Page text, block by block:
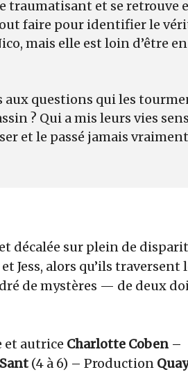
traumatisant et se retrouve
faire pour identifier le
mais elle est loin d’être
aux questions qui les
? Qui a mis leurs vies
et le passé jamais
décalée sur plein de
Jess, alors qu’ils traversent
de mystères — de deux
et autrice Charlotte Coben –
(4 à 6) – Production